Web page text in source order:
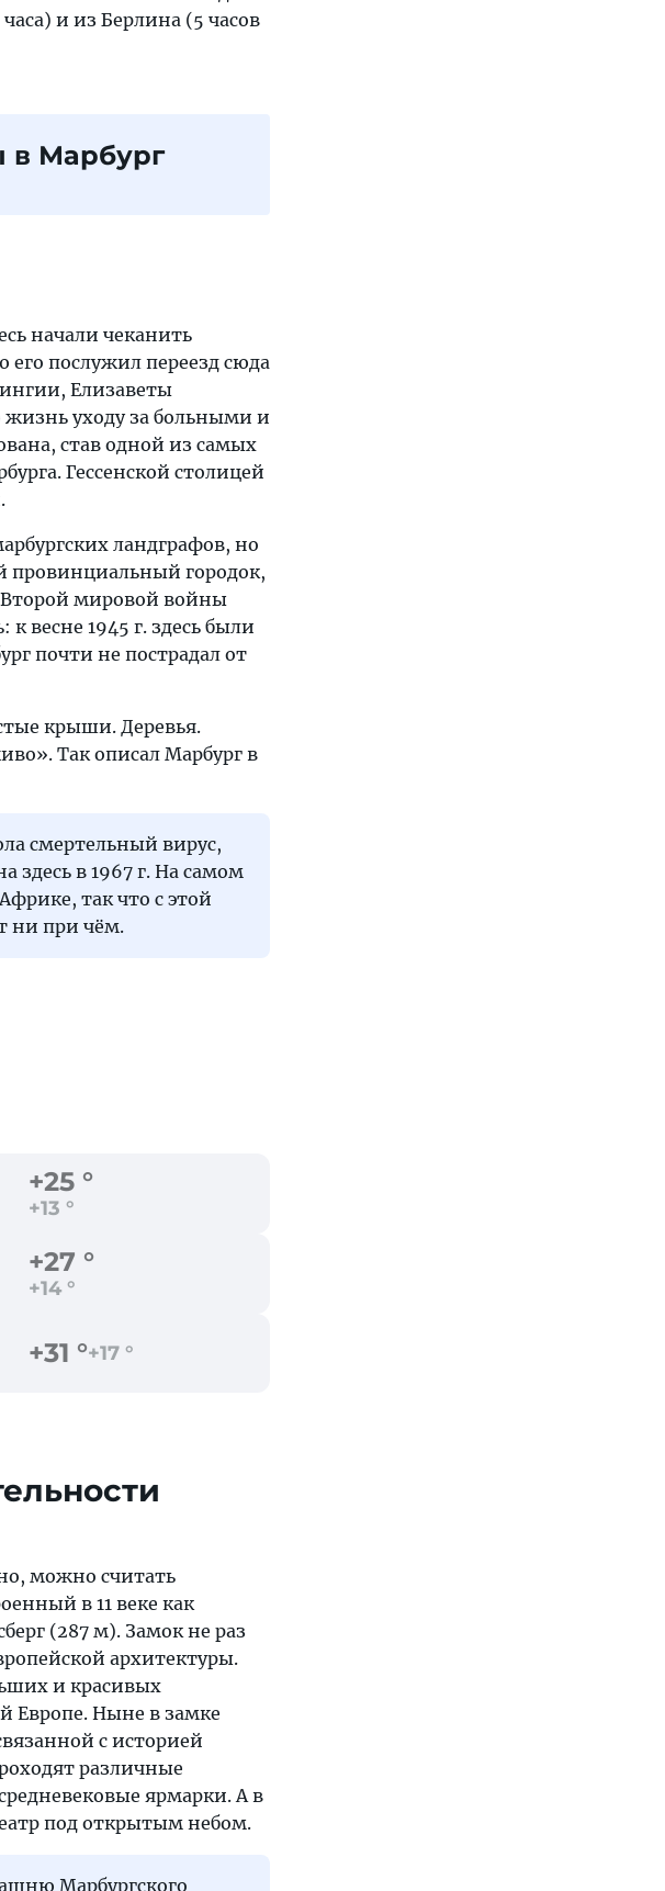
и из Берлина (5 часов
в Марбург
начали чеканить
послужил переезд сюда
Елизаветы
жизнь уходу за больными и
став одной из самых
Гессенской столицей
ландграфов, но
провинциальный городок,
Второй мировой войны
весне 1945 г. здесь были
почти не пострадал от
крыши. Деревья.
Так описал Марбург в
смертельный вирус,
здесь в 1967 г. На самом
так что с этой
ни при чём.
+25 °
+13 °
+27 °
+14 °
+31 °+17 °
можно считать
в 11 веке как
(287 м). Замок не раз
архитектуры.
и красивых
Европе. Ныне в замке
с историей
различные
ярмарки. А в
под открытым небом.
Марбургского